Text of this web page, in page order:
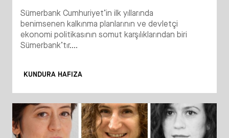
Sümerbank Cumhuriyet’in ilk yıllarında
benimsenen kalkınma planlarının ve devletçi
ekonomi politikasının somut karşılıklarından biri
Sümerbank’tır....
KUNDURA HAFIZA